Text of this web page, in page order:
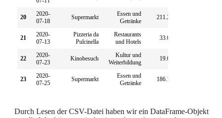
20
2020-
07-18
Supermarkt
Essen und
Getränke
211.24
21
2020-
07-13
Pizzeria da
Pulcinella
Restaurants
und Hotels
33.00
22
2020-
07-23
Kinobesuch
Kultur und
Weiterbildung
19.00
23
2020-
07-25
Supermarkt
Essen und
Getränke
186.11
Durch Lesen der CSV-Datei haben wir ein DataFrame-Objekt